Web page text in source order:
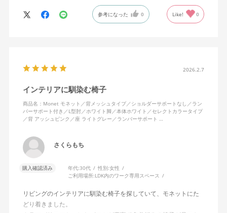
いますが、ややキャスターがよく動きすぎるのが難点でしょう
か。
参考になった 0 Like! 0
2026.2.7
インテリアに馴染む椅子
商品名：Monet モネット／背メッシュタイプ／ショルダーサポートなし／ラン
バーサポート付き／L型肘／ホワイト脚／本体ホワイト／セレクトカラータイプ
／背 アッシュピンク／座 ライトグレー／ランバーサポート …
さくらもち
購入確認済み 年代:30代 性別:女性
ご利用場所:LDK内のワーク専用スペース
リビングのインテリアに馴染む椅子を探していて、モネットにた
どり着きました。